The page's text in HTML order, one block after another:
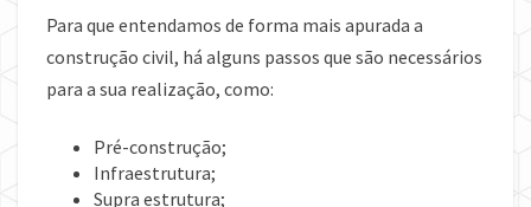
Para que entendamos de forma mais apurada a
construção civil, há alguns passos que são necessários
para a sua realização, como:
Pré-construção;
Infraestrutura;
Supra estrutura;